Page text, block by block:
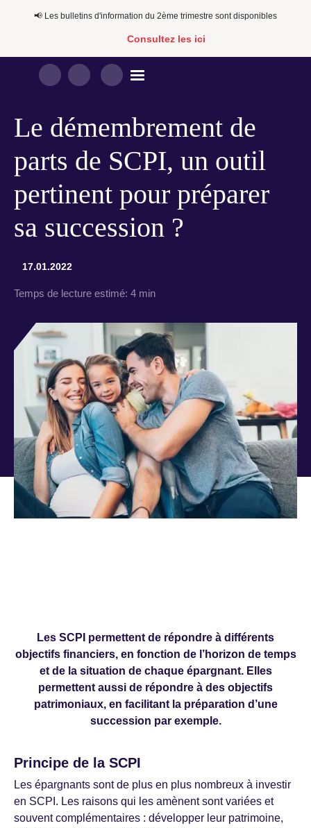
📢​​ Les bulletins d'information du 2ème trimestre sont disponibles
Consultez les ici
Le démembrement de
parts de SCPI, un outil
pertinent pour préparer
sa succession ?
17.01.2022
Temps de lecture estimé: 4 min
Les SCPI permettent de répondre à différents
objectifs financiers, en fonction de l’horizon de temps
et de la situation de chaque épargnant. Elles
permettent aussi de répondre à des objectifs
patrimoniaux, en facilitant la préparation d’une
succession par exemple.
Principe de la SCPI
Les épargnants sont de plus en plus nombreux à investir
en SCPI. Les raisons qui les amènent sont variées et
souvent complémentaires : développer leur patrimoine,